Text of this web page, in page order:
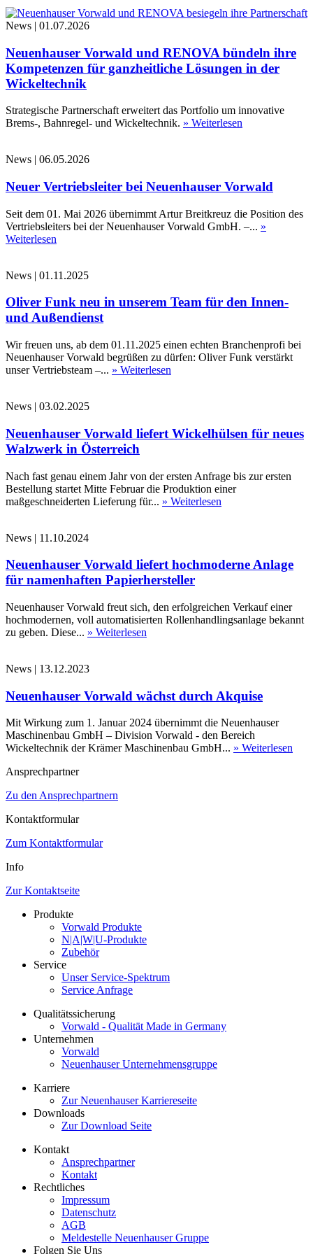
News | 01.07.2026
Neuenhauser Vorwald und RENOVA bündeln ihre
Kompetenzen für ganzheitliche Lösungen in der
Wickeltechnik
Strategische Partnerschaft erweitert das Portfolio um innovative
Brems-, Bahnregel- und Wickeltechnik. » Weiterlesen
News | 06.05.2026
Neuer Vertriebsleiter bei Neuenhauser Vorwald
Seit dem 01. Mai 2026 übernimmt Artur Breitkreuz die Position des
Vertriebsleiters bei der Neuenhauser Vorwald GmbH. –... »
Weiterlesen
News | 01.11.2025
Oliver Funk neu in unserem Team für den Innen-
und Außendienst
Wir freuen uns, ab dem 01.11.2025 einen echten Branchenprofi bei
Neuenhauser Vorwald begrüßen zu dürfen: Oliver Funk verstärkt
unser Vertriebsteam –... » Weiterlesen
News | 03.02.2025
Neuenhauser Vorwald liefert Wickelhülsen für neues
Walzwerk in Österreich
Nach fast genau einem Jahr von der ersten Anfrage bis zur ersten
Bestellung startet Mitte Februar die Produktion einer
maßgeschneiderten Lieferung für... » Weiterlesen
News | 11.10.2024
Neuenhauser Vorwald liefert hochmoderne Anlage
für namenhaften Papierhersteller
Neuenhauser Vorwald freut sich, den erfolgreichen Verkauf einer
hochmodernen, voll automatisierten Rollenhandlingsanlage bekannt
zu geben. Diese... » Weiterlesen
News | 13.12.2023
Neuenhauser Vorwald wächst durch Akquise
Mit Wirkung zum 1. Januar 2024 übernimmt die Neuenhauser
Maschinenbau GmbH – Division Vorwald - den Bereich
Wickeltechnik der Krämer Maschinenbau GmbH... » Weiterlesen
Ansprechpartner
Zu den Ansprechpartnern
Kontaktformular
Zum Kontaktformular
Info
Zur Kontaktseite
Produkte
Vorwald Produkte
N|A|W|U-Produkte
Zubehör
Service
Unser Service-Spektrum
Service Anfrage
Qualitätssicherung
Vorwald - Qualität Made in Germany
Unternehmen
Vorwald
Neuenhauser Unternehmensgruppe
Karriere
Zur Neuenhauser Karriereseite
Downloads
Zur Download Seite
Kontakt
Ansprechpartner
Kontakt
Rechtliches
Impressum
Datenschutz
AGB
Meldestelle Neuenhauser Gruppe
Folgen Sie Uns